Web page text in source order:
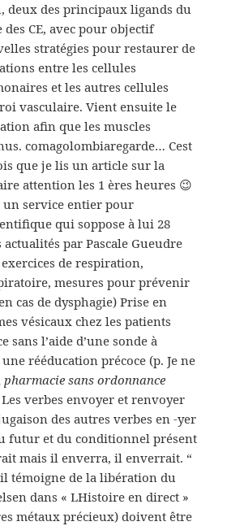
deux des principaux ligands du
des CE, avec pour objectif
stratégies pour restaurer de
entre les cellules
et les autres cellules
vasculaire. Vient ensuite le
afin que les muscles
comagolombiaregarde… Cest
que je lis un article sur la
attention les 1 ères heures 😉
service entier pour
qui soppose à lui 28
actualités par Pascale Gueudre
de respiration,
mesures pour prévenir
cas de dysphagie) Prise en
vésicaux chez les patients
sans l’aide d’une sonde à
rééducation précoce (p. Je ne
pharmacie sans ordonnance
verbes envoyer et renvoyer
des autres verbes en -yer
futur et du conditionnel présent
mais il enverra, il enverrait. “
témoigne de la libération du
dans « LHistoire en direct »
métaux précieux) doivent être